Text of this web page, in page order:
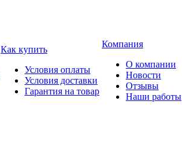
Как купить
Условия оплаты
Условия доставки
Гарантия на товар
Компания
О компании
Новости
Отзывы
Наши работы